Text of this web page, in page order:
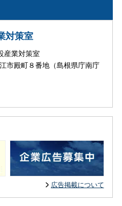
対策室
産業対策室
市殿町８番地（島根県庁南庁
広告掲載について